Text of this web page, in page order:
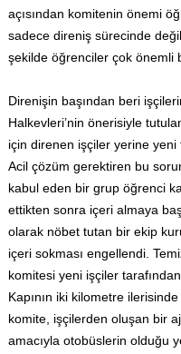
açısından komitenin önemi
sadece direniş sürecinde
şekilde öğrenciler çok önemli
Direnişin başından beri
Halkevleri’nin önerisiyle
için direnen işçiler yerine yeni
Acil çözüm gerektiren bu
kabul eden bir grup öğrenci
ettikten sonra içeri almaya
olarak nöbet tutan bir ekip
içeri sokması engellendi.
komitesi yeni işçiler
Kapının iki kilometre
komite, işçilerden oluşan bir
amacıyla otobüslerin olduğu